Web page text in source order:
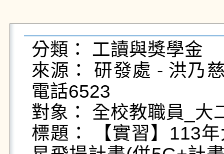
分類： 工讀與獎學金
來源： 研發處 - 洪乃
電話6523
對象： 全校教職員_大
標題： 【實習】113